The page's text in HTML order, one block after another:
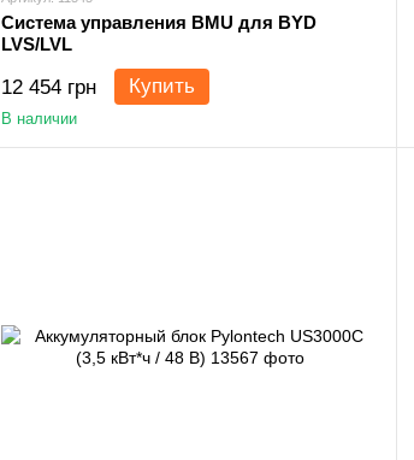
Система управления BMU для BYD
LVS/LVL
12 454 грн Купить
В наличии